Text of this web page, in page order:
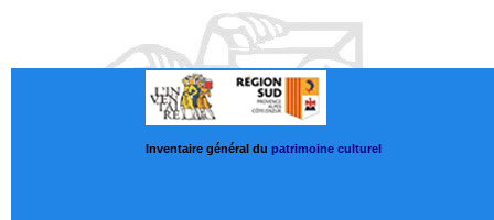
Inventaire général du patrimoine culturel